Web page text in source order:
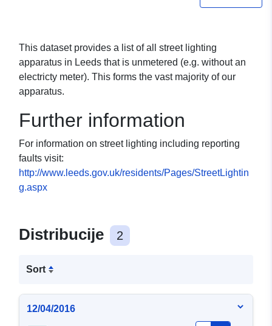
This dataset provides a list of all street lighting
apparatus in Leeds that is unmetered (e.g. without an
electricty meter). This forms the vast majority of our
apparatus.
Further information
For information on street lighting including reporting
faults visit:
http://www.leeds.gov.uk/residents/Pages/StreetLightin
g.aspx
Distribucije 2
Sort
12/04/2016